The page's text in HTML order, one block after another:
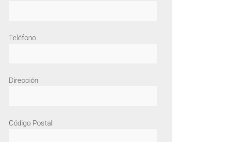
Teléfono
Dirección
Código Postal